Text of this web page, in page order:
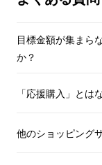
だか
て
目標金額が集まら
か？
「応援購入」とは
他のショッピング